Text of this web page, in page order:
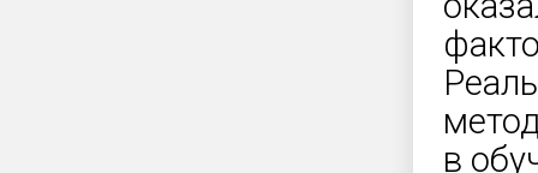
в